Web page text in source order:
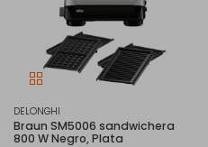
DELONGHI
Braun SM5006 sandwichera
800 W Negro, Plata